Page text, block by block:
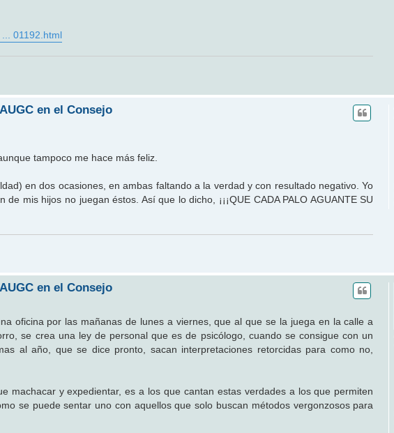
01192.html
en el Consejo
tampoco me hace más feliz.
en dos ocasiones, en ambas faltando a la verdad y con resultado negativo. Yo
mis hijos no juegan éstos. Así que lo dicho, ¡¡¡QUE CADA PALO AGUANTE SU
en el Consejo
oficina por las mañanas de lunes a viernes, que al que se la juega en la calle a
se crea una ley de personal que es de psicólogo, cuando se consigue con un
al año, que se dice pronto, sacan interpretaciones retorcidas para como no,
machacar y expedientar, es a los que cantan estas verdades a los que permiten
se puede sentar uno con aquellos que solo buscan métodos vergonzosos para